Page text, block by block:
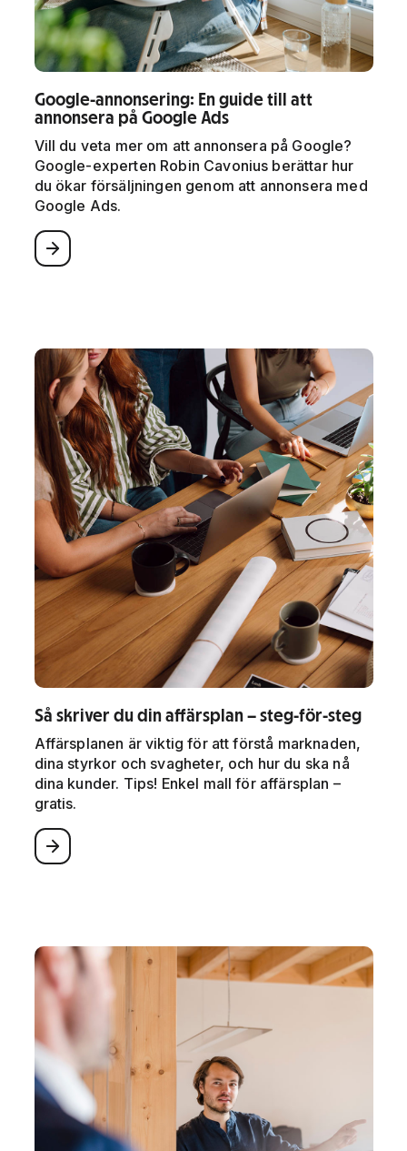
Google-annonsering: En guide till att
annonsera på Google Ads
Vill du veta mer om att annonsera på Google?
Google-experten Robin Cavonius berättar hur
du ökar försäljningen genom att annonsera med
Google Ads.
Så skriver du din affärsplan – steg-för-steg
Affärsplanen är viktig för att förstå marknaden,
dina styrkor och svagheter, och hur du ska nå
dina kunder. Tips! Enkel mall för affärsplan –
gratis.